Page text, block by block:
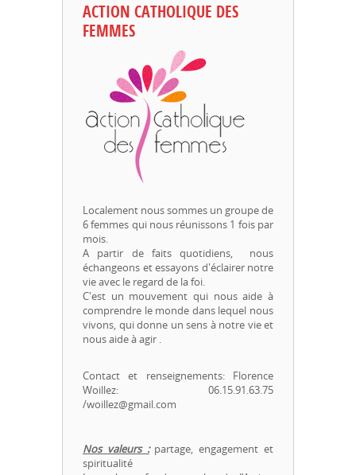
ACTION CATHOLIQUE DES
FEMMES
Localement nous sommes un groupe de
6 femmes qui nous réunissons 1 fois par
mois.
A partir de faits quotidiens, nous
échangeons et essayons d'éclairer notre
vie avec le regard de la foi.
C'est un mouvement qui nous aide à
comprendre le monde dans lequel nous
vivons, qui donne un sens à notre vie et
nous aide à agir .
Contact et renseignements: Florence
Woillez: 06.15.91.63.75
/woillez@gmail.com
Nos valeurs :partage, engagement et
spiritualité